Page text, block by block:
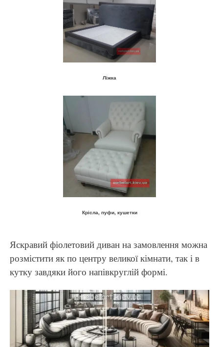
Ліжка
Крісла, пуфи, кушетки
Яскравий фіолетовий диван на замовлення можна
розмістити як по центру великої кімнати, так і в
кутку завдяки його напівкруглій формі.